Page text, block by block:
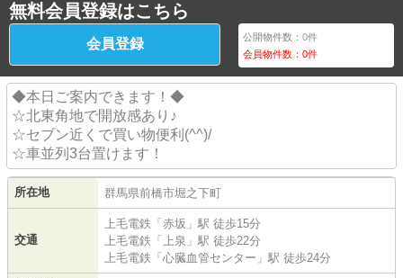
無料会員登録はこちら
会員登録 公開物件数：0件
会員物件数：0件
◆本日ご案内できます！◆
☆北東角地で開放感あり♪
☆セブン近くで買い物便利(^^)/
☆車並列3台置けます！
所在地 群馬県前橋市堀之下町
交通
上毛電鉄 「 赤坂 」駅 徒歩15分
上毛電鉄 「 上泉 」駅 徒歩22分
上毛電鉄 「 心臓血管センター 」駅 徒歩24分